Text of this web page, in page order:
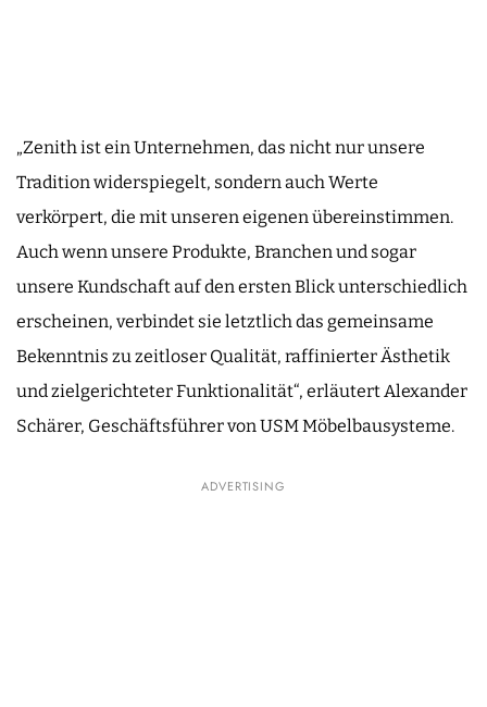
„Zenith ist ein Unternehmen, das nicht nur unsere
Tradition widerspiegelt, sondern auch Werte
verkörpert, die mit unseren eigenen übereinstimmen.
Auch wenn unsere Produkte, Branchen und sogar
unsere Kundschaft auf den ersten Blick unterschiedlich
erscheinen, verbindet sie letztlich das gemeinsame
Bekenntnis zu zeitloser Qualität, raffinierter Ästhetik
und zielgerichteter Funktionalität“, erläutert Alexander
Schärer, Geschäftsführer von USM Möbelbausysteme.
ADVERTISING